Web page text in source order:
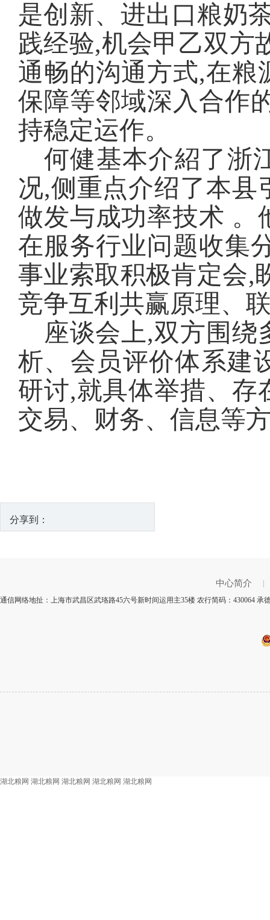
是创新、进出口粮奶
践经验,机会甲乙双方
通畅的沟通方式,在粮
保障等邻域深入合作
持稳定运作。
何健基本介紹了浙
况,侧重点介绍了本县
做发与成功率技术 。
在服务行业问题收集
事业索取积极肯定会,
竞争互利共赢原理、
座谈会上,双方围绕
析、会员评价体系建
研讨,就具体举措、存
交易、财务、信息等
分享到：
中心简介
通信网络地扯：上海市武昌区武珞路45六号新时间运用主35楼 农行简码：430064 承
湖北粮网 湖北粮网 湖北粮网 湖北粮网 湖北粮网